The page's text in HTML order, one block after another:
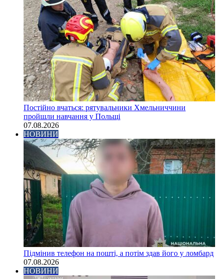
Постійно вчаться: рятувальники Хмельниччини
пройшли навчання у Польщі
07.08.2026
НОВИНИ
Підмінив телефон на пошті, а потім здав його у ломбард
07.08.2026
НОВИНИ